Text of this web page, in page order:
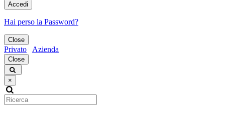
Accedi
Hai perso la Password?
Close
Privato Azienda
Close
×